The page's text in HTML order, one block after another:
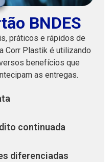
BNDES
práticos e rápidos de
Corr Plastik é utilizando
benefícios que
as entregas.
continuada
diferenciadas